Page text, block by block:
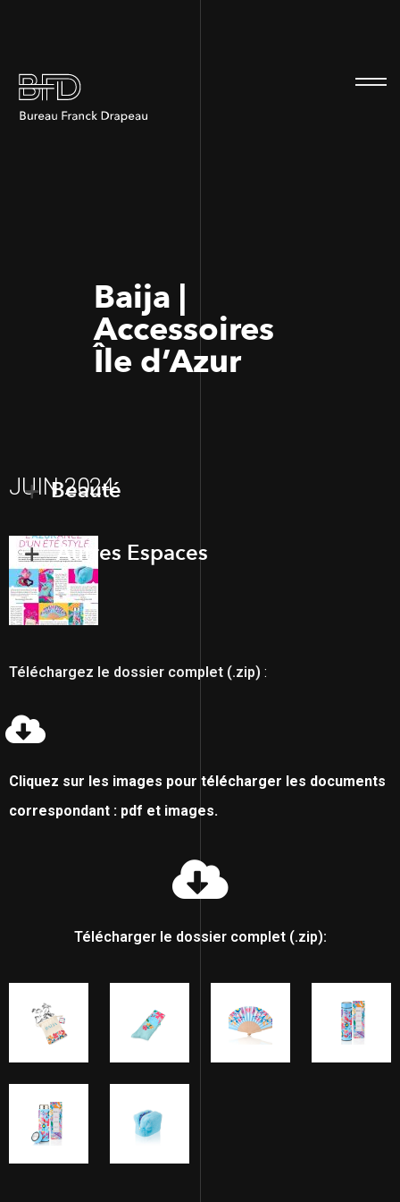
Baija |
Accessoires
Île d’Azur
JUIN 2024
Beauté
Autres Espaces
Téléchargez le dossier complet (.zip) :
Cliquez sur les images pour télécharger les documents
correspondant : pdf et images.
Télécharger le dossier complet (.zip):